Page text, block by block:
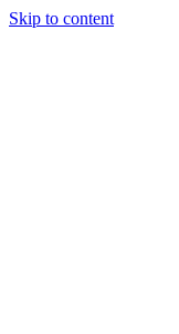
Skip to content